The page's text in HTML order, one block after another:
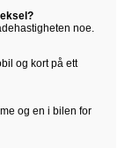
noe.
og kort på ett
og en i bilen for